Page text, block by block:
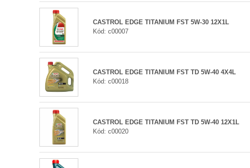
CASTROL EDGE TITANIUM FST 5W-30 12X1L
Kód: c00007
CASTROL EDGE TITANIUM FST TD 5W-40 4X4L
Kód: c00018
CASTROL EDGE TITANIUM FST TD 5W-40 12X1L
Kód: c00020